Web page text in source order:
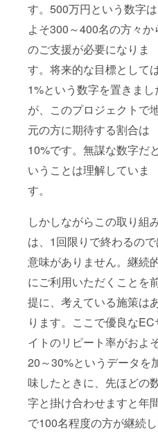
す。500万円という数字
よそ300～400名の方々か
のご支援が必要になりま
す。将来的な目標として
1%という数字を置きまし
が、このプロジェクトで
元の方に期待する割合は
10%です。無謀な数字だと
いうことは理解していま
す。
しかしながらこの取り組
は、1回限りで終わるの
意味がありません。継続
にご利用いただくことを
提に、考えている施策は
ります。ここで優良なEC
イトのリピート率がおよ
20～30%というデータを
味したときに、先ほどの
字と掛け合わせますと年
で100名程度の方が継続